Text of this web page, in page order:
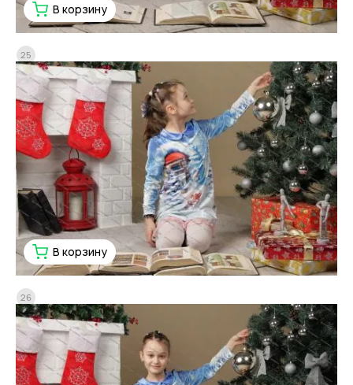
В корзину
В корзину
25
26